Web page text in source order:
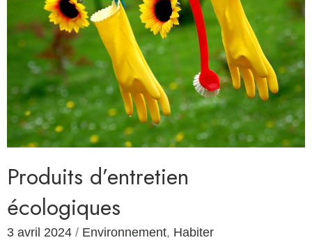
Produits d’entretien
écologiques
3 avril 2024 / Environnement, Habiter